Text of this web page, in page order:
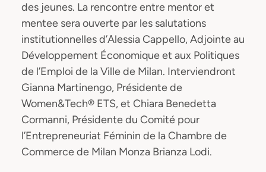
des jeunes. La rencontre entre mentor et
mentee sera ouverte par les salutations
institutionnelles d’Alessia Cappello, Adjointe au
Développement Économique et aux Politiques
de l’Emploi de la Ville de Milan. Interviendront
Gianna Martinengo, Présidente de
Women&Tech® ETS, et Chiara Benedetta
Cormanni, Présidente du Comité pour
l’Entrepreneuriat Féminin de la Chambre de
Commerce de Milan Monza Brianza Lodi.